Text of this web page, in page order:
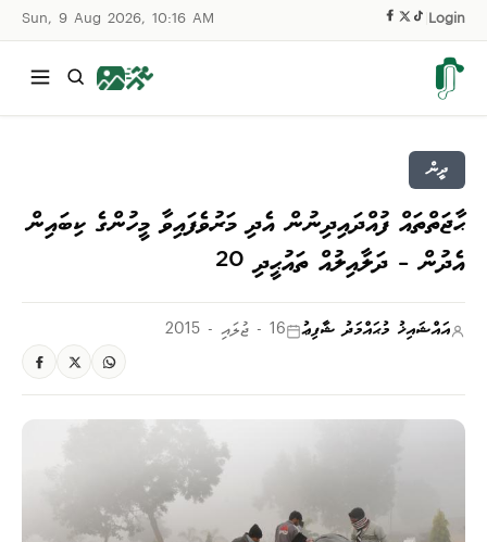
Sun, 9 Aug 2026, 10:16 AM Login
ދީން
ޙާޖަތްތައް ފުއްދައިދިނުން އެދި މަރުވެފައިވާ މީހުންގެ ކިބައިން
އެދުން – ދަލާއިލުއް ތައުޙީދި 20
އައްޝައިޚު މުޙައްމަދު ޝާފިޢު 16 - ޖުލައި - 2015